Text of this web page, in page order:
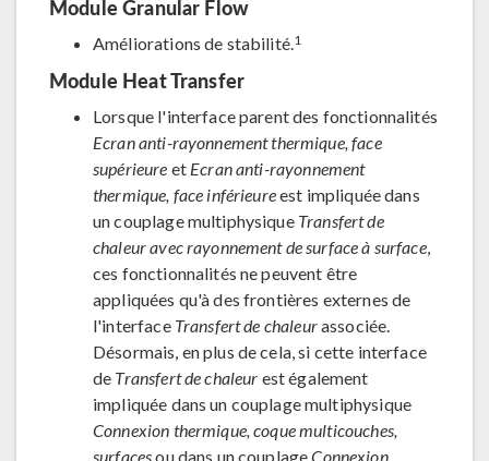
Module Granular Flow
Améliorations de stabilité.1
Module Heat Transfer
Lorsque l'interface parent des fonctionnalités
Ecran anti-rayonnement thermique, face
supérieure et Ecran anti-rayonnement
thermique, face inférieureest impliquée dans
un couplage multiphysique Transfert de
chaleur avec rayonnement de surface à surface,
ces fonctionnalités ne peuvent être
appliquées qu'à des frontières externes de
l'interface Transfert de chaleurassociée.
Désormais, en plus de cela, si cette interface
de Transfert de chaleur est également
impliquée dans un couplage multiphysique
Connexion thermique, coque multicouches,
surfacesou dans un couplageConnexion